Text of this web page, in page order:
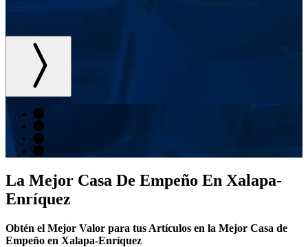
La Mejor Casa De Empeño En Xalapa-
Enríquez
Obtén el Mejor Valor para tus Artículos en la Mejor Casa de
Empeño en Xalapa-Enríquez